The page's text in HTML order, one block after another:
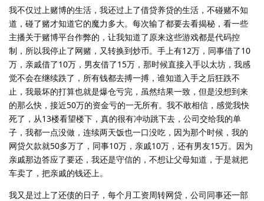
我不仅过上赌博的生活，我还过上了借贷养贷的生活，不碰赌不知
道，碰了赌才知道它的魔力多大。每次输了都要去看揭秘，看一些
主播关于赌博平台作弊的，让我知道了原来这些游戏都是代码控
制，所以我停止了网赌，又转换到炒币。手上有12万，同事借了10
万，亲戚借了10万，男友借了15万，那时候直接入手以太坊，我感
觉不会在继续跌了，所有钱都去搏一搏，谁知道入手之后狂跌不
止，我最坏的打算也就是爆仓亏完，虽然结果一致，但是没想到来
的那么快，接近50万的资金亏的一无所有。我不敢相信，感觉我快
死了，从13楼看望楼下，真的很有冲动跳下去，公司交给我的单
子，我都一点没做，连续两天饭也一口没吃，因为那个时候，我的
网贷欠款就50多万了，同事10万，亲戚10万，还有男友15万。因为
亲戚那边答应了要还，我还是守信的，不想让父母知道，于是就把
车卖了，把亲戚的钱还上。
我又是过上了还债的日子，每个月工资周转网贷，公司同事还一部